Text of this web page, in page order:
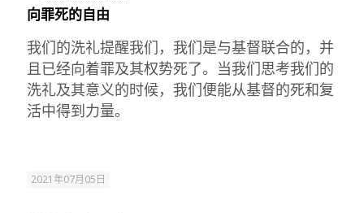
向罪死的自由
我们的洗礼提醒我们，我们是与基督联合的，并
且已经向着罪及其权势死了。当我们思考我们的
洗礼及其意义的时候，我们便能从基督的死和复
活中得到力量。
2021年07月05日